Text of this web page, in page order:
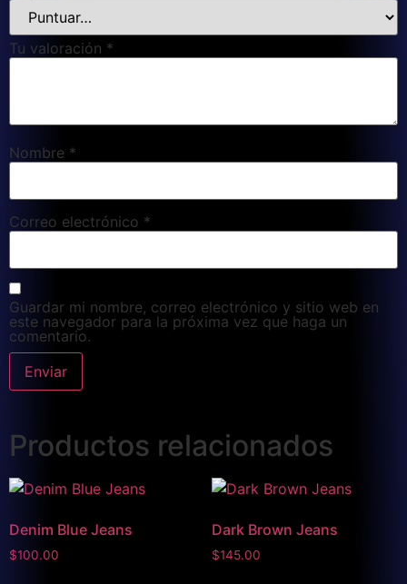
Tu valoración *
Nombre *
Correo electrónico *
Guardar mi nombre, correo electrónico y sitio web en
este navegador para la próxima vez que haga un
comentario.
Productos relacionados
Denim Blue Jeans
$100.00
Dark Brown Jeans
$145.00